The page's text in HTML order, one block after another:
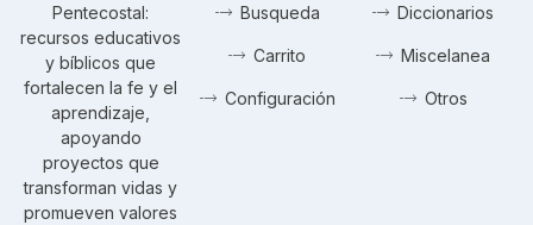
Pentecostal:
recursos educativos
y bíblicos que
fortalecen la fe y el
aprendizaje,
apoyando
proyectos que
transforman vidas y
promueven valores
Busqueda
Carrito
Configuración
Diccionarios
Miscelanea
Otros